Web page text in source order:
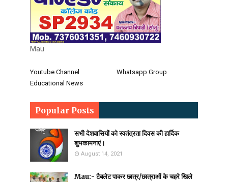
Mau
Youtube Channel
Whatsapp Group
Educational News
Popular Posts
सभी देशवासियों को स्वतंत्रता दिवस की हार्दिक
शुभकामनाएं।
August 14, 2021
Mau:- टैबलेट पाकर छात्र/छात्राओं के चहरे खिले